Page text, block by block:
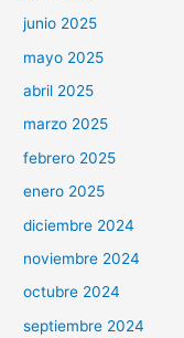
junio 2025
mayo 2025
abril 2025
marzo 2025
febrero 2025
enero 2025
diciembre 2024
noviembre 2024
octubre 2024
septiembre 2024